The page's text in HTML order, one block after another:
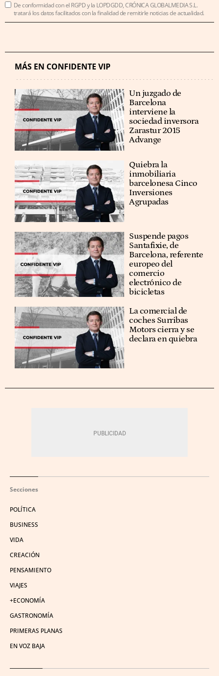
De conformidad con el RGPD y la LOPDGDD, CRÓNICA GLOBALMEDIA S.L.
tratará los datos facilitados con la finalidad de remitirle noticias de actualidad.
MÁS EN CONFIDENTE VIP
Un juzgado de
Barcelona
interviene la
sociedad inversora
Zarastur 2015
Advange
Quiebra la
inmobiliaria
barcelonesa Cinco
Inversiones
Agrupadas
Suspende pagos
Santafixie, de
Barcelona, referente
europeo del
comercio
electrónico de
bicicletas
La comercial de
coches Surribas
Motors cierra y se
declara en quiebra
Secciones
POLÍTICA
BUSINESS
VIDA
CREACIÓN
PENSAMIENTO
VIAJES
+ECONOMÍA
GASTRONOMÍA
PRIMERAS PLANAS
EN VOZ BAJA